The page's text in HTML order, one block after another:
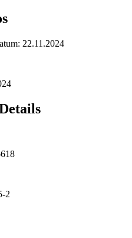
22.11.2024
2